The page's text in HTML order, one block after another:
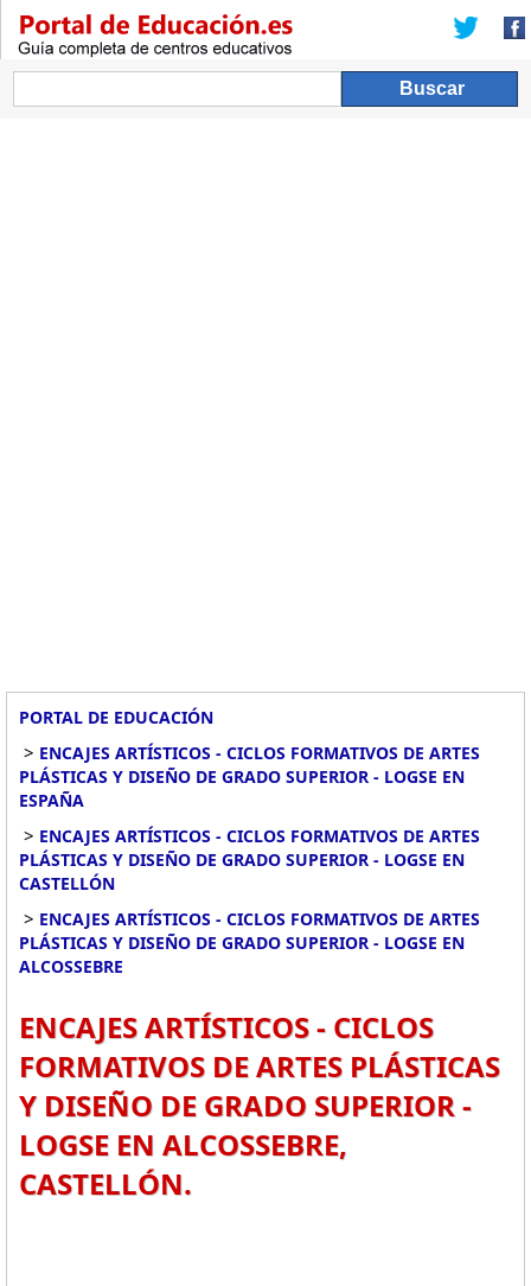
PORTAL DE EDUCACIÓN
> ENCAJES ARTÍSTICOS - CICLOS FORMATIVOS DE ARTES
PLÁSTICAS Y DISEÑO DE GRADO SUPERIOR - LOGSE EN
ESPAÑA
> ENCAJES ARTÍSTICOS - CICLOS FORMATIVOS DE ARTES
PLÁSTICAS Y DISEÑO DE GRADO SUPERIOR - LOGSE EN
CASTELLÓN
> ENCAJES ARTÍSTICOS - CICLOS FORMATIVOS DE ARTES
PLÁSTICAS Y DISEÑO DE GRADO SUPERIOR - LOGSE EN
ALCOSSEBRE
ENCAJES ARTÍSTICOS - CICLOS
FORMATIVOS DE ARTES PLÁSTICAS
Y DISEÑO DE GRADO SUPERIOR -
LOGSE EN ALCOSSEBRE,
CASTELLÓN.